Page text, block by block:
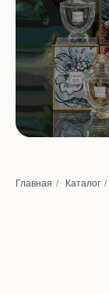
Главная / Каталог /